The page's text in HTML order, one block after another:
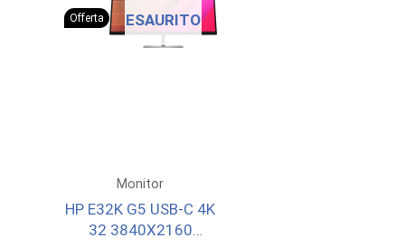
Offerta ESAURITO
Monitor
HP E32K G5 USB-C 4K
32 3840X2160